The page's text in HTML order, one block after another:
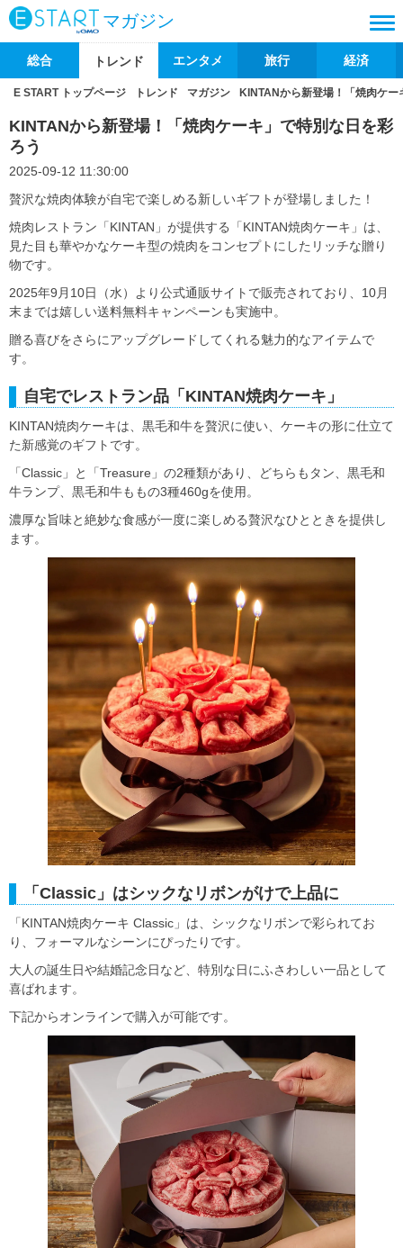
マガジン
総合 トレンド エンタメ 旅行 経済
E START トップページ トレンド マガジン KINTANから新登場！「焼肉ケ
KINTANから新登場！「焼肉ケーキ」で特別な日を彩
ろう
2025-09-12 11:30:00
贅沢な焼肉体験が自宅で楽しめる新しいギフトが登場しました！
焼肉レストラン「KINTAN」が提供する「KINTAN焼肉ケーキ」は、
見た目も華やかなケーキ型の焼肉をコンセプトにしたリッチな贈り
物です。
2025年9月10日（水）より公式通販サイトで販売されており、10月
末までは嬉しい送料無料キャンペーンも実施中。
贈る喜びをさらにアップグレードしてくれる魅力的なアイテムで
す。
自宅でレストラン品「KINTAN焼肉ケーキ」
KINTAN焼肉ケーキは、黒毛和牛を贅沢に使い、ケーキの形に仕立て
た新感覚のギフトです。
「Classic」と「Treasure」の2種類があり、どちらもタン、黒毛和
牛ランプ、黒毛和牛ももの3種460gを使用。
濃厚な旨味と絶妙な食感が一度に楽しめる贅沢なひとときを提供し
ます。
「Classic」はシックなリボンがけで上品に
「KINTAN焼肉ケーキ Classic」は、シックなリボンで彩られてお
り、フォーマルなシーンにぴったりです。
大人の誕生日や結婚記念日など、特別な日にふさわしい一品として
喜ばれます。
下記からオンラインで購入が可能です。